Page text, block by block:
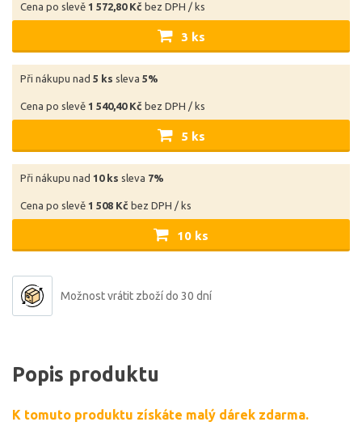
Cena po slevě 1 572,80 Kč bez DPH / ks
3 ks
Při nákupu nad 5 ks sleva 5%
Cena po slevě 1 540,40 Kč bez DPH / ks
5 ks
Při nákupu nad 10 ks sleva 7%
Cena po slevě 1 508 Kč bez DPH / ks
10 ks
Možnost vrátit zboží do 30 dní
Popis produktu
K tomuto produktu získáte malý dárek zdarma.